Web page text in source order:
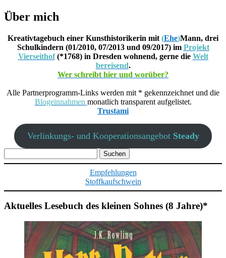
Über mich
Kreativtagebuch einer Kunsthistorikerin mit (Ehe)Mann, drei
Schulkindern (01/2010, 07/2013 und 09/2017) im Projekt
Vierseithof(*1768) in Dresden wohnend, gerne die Welt
bereisend.
Wer schreibt hier und worüber?
Alle Partnerprogramm-Links werden mit * gekennzeichnet und die
Blogeinnahmen monatlich transparent aufgelistet.
Trustami
Verlinkungs- und Kooperationsangebot Steady
nach:
Empfehlungen
Stoffkaufschwein
Aktuelles Lesebuch des kleinen Sohnes (8 Jahre)*